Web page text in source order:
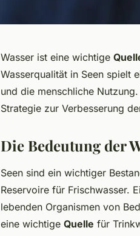
Wasser ist eine wichtige
Wasserqualität in Seen spielt
und die menschliche
Strategie zur Verbesserung
Die Bedeutung der
Seen sind ein wichtiger
Reservoire für Frischwasser.
lebenden Organismen von
eine wichtige Quelle für